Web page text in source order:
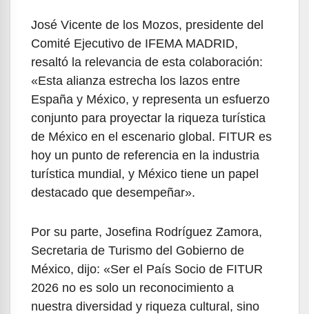
José Vicente de los Mozos, presidente del
Comité Ejecutivo de IFEMA MADRID,
resaltó la relevancia de esta colaboración:
«Esta alianza estrecha los lazos entre
España y México, y representa un esfuerzo
conjunto para proyectar la riqueza turística
de México en el escenario global. FITUR es
hoy un punto de referencia en la industria
turística mundial, y México tiene un papel
destacado que desempeñar».
Por su parte, Josefina Rodríguez Zamora,
Secretaria de Turismo del Gobierno de
México, dijo: «Ser el País Socio de FITUR
2026 no es solo un reconocimiento a
nuestra diversidad y riqueza cultural, sino